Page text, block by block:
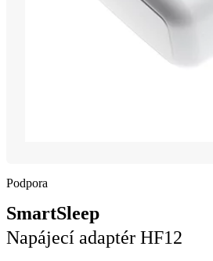
Podpora
SmartSleep
Napájecí adaptér HF12